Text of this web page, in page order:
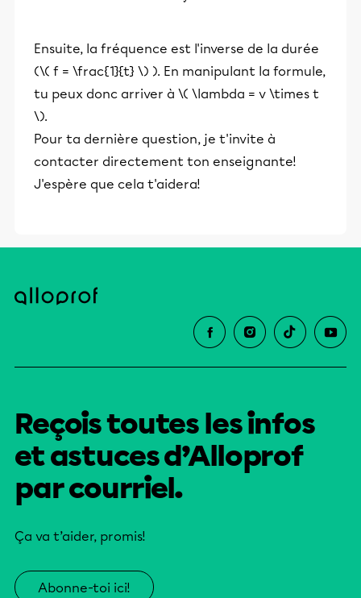
Ensuite, la fréquence est l'inverse de la durée
(\( f = \frac{1}{t} \) ). En manipulant la formule,
tu peux donc arriver à \( \lambda = v \times t
\).
Pour ta dernière question, je t'invite à
contacter directement ton enseignante!
J'espère que cela t'aidera!
Reçois toutes les infos
et astuces d’Alloprof
par courriel.
Ça va t’aider, promis!
Abonne-toi ici!